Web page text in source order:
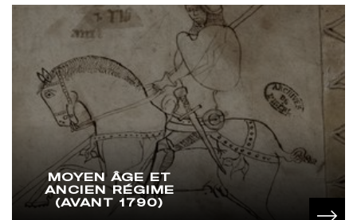
MOYEN ÂGE ET
ANCIEN RÉGIME
(AVANT 1790)